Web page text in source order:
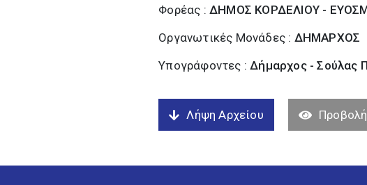
Φορέας :ΔΗΜΟΣ ΚΟΡΔΕΛΙΟΥ -
Οργανωτικές Μονάδες : ΔΗΜΑΡΧΟΣ
Υπογράφοντες :Δήμαρχος - Σούλας
Λήψη Αρχείου